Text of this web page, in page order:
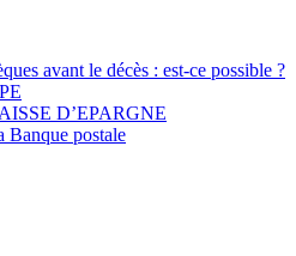
avant le décès : est-ce possible ?
D’EPARGNE
Banque postale